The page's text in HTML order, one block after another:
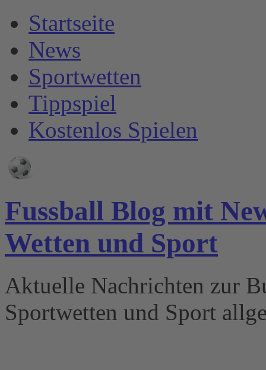
Startseite
News
Sportwetten
Tippspiel
Kostenlos Spielen
Fussball Blog mit
Wetten und Sport
Aktuelle Nachrichten zur
Sportwetten und Sport